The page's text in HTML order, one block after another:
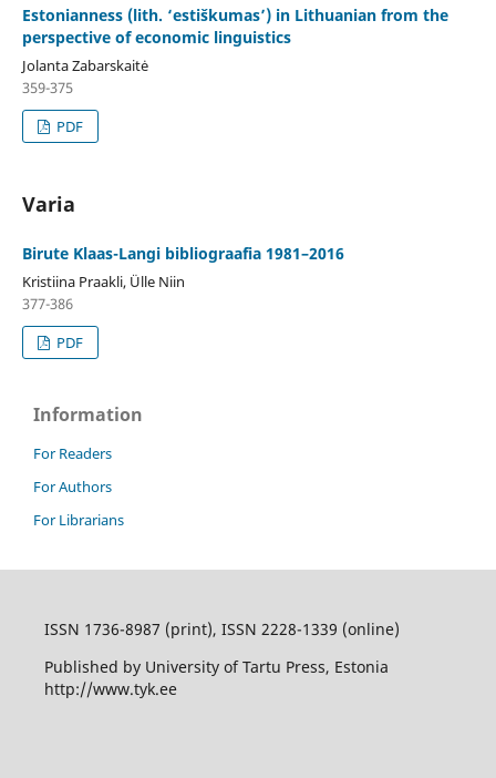
Estonianness (lith. ‘estiškumas’) in Lithuanian from the
perspective of economic linguistics
Jolanta Zabarskaitė
359-375
PDF
Varia
Birute Klaas-Langi bibliograafia 1981–2016
Kristiina Praakli, Ülle Niin
377-386
PDF
Information
For Readers
For Authors
For Librarians
ISSN 1736-8987 (print), ISSN 2228-1339 (online)
Published by University of Tartu Press, Estonia
http://www.tyk.ee